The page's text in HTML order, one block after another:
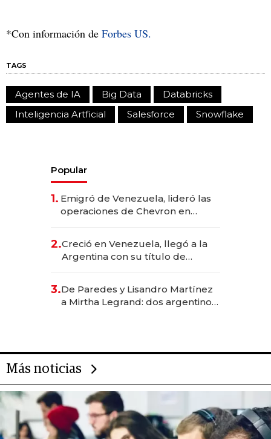
*Con información de Forbes US.
TAGS
Agentes de IA Big Data
Databricks
Inteligencia Artficial
Salesforce Snowflake
Popular
1. Emigró de Venezuela, lideró las
operaciones de Chevron en
2.Creció en Venezuela, llegó a la
Argentina con su título de
las marcas "fast premium"
3.De Paredes y Lisandro Martínez
a Mirtha Legrand: dos argentinos
Más noticias